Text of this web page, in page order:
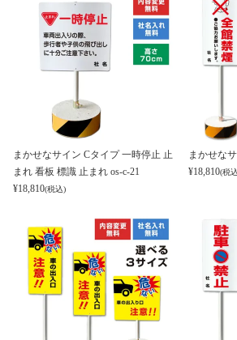
まかせなサイン Cタイプ 一時停止 止
まれ 看板 標識 止まれ os-c-21
¥18,810(税込)
まかせな
¥18,810(税